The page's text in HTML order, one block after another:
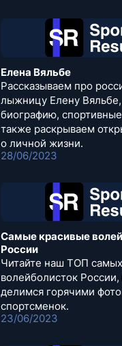
Елена Вяльбе
Рассказываем про
лыжницу Елену
биографию, спортивные
также раскрываем
о личной жизни.
28/06/2023
Самые красивые
России
Читайте наш ТОП
волейболисток
делимся горячими
спортсменок.
23/06/2023